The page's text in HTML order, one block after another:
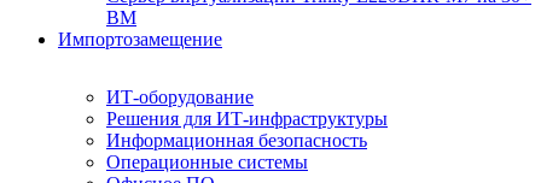
ВМ
Импортозамещение
ИТ-оборудование
Решения для ИТ-инфраструктуры
Информационная безопасность
Операционные системы